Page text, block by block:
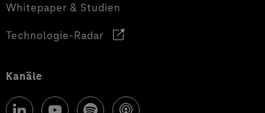
Whitepaper & Studien
Technologie-Radar
Kanäle